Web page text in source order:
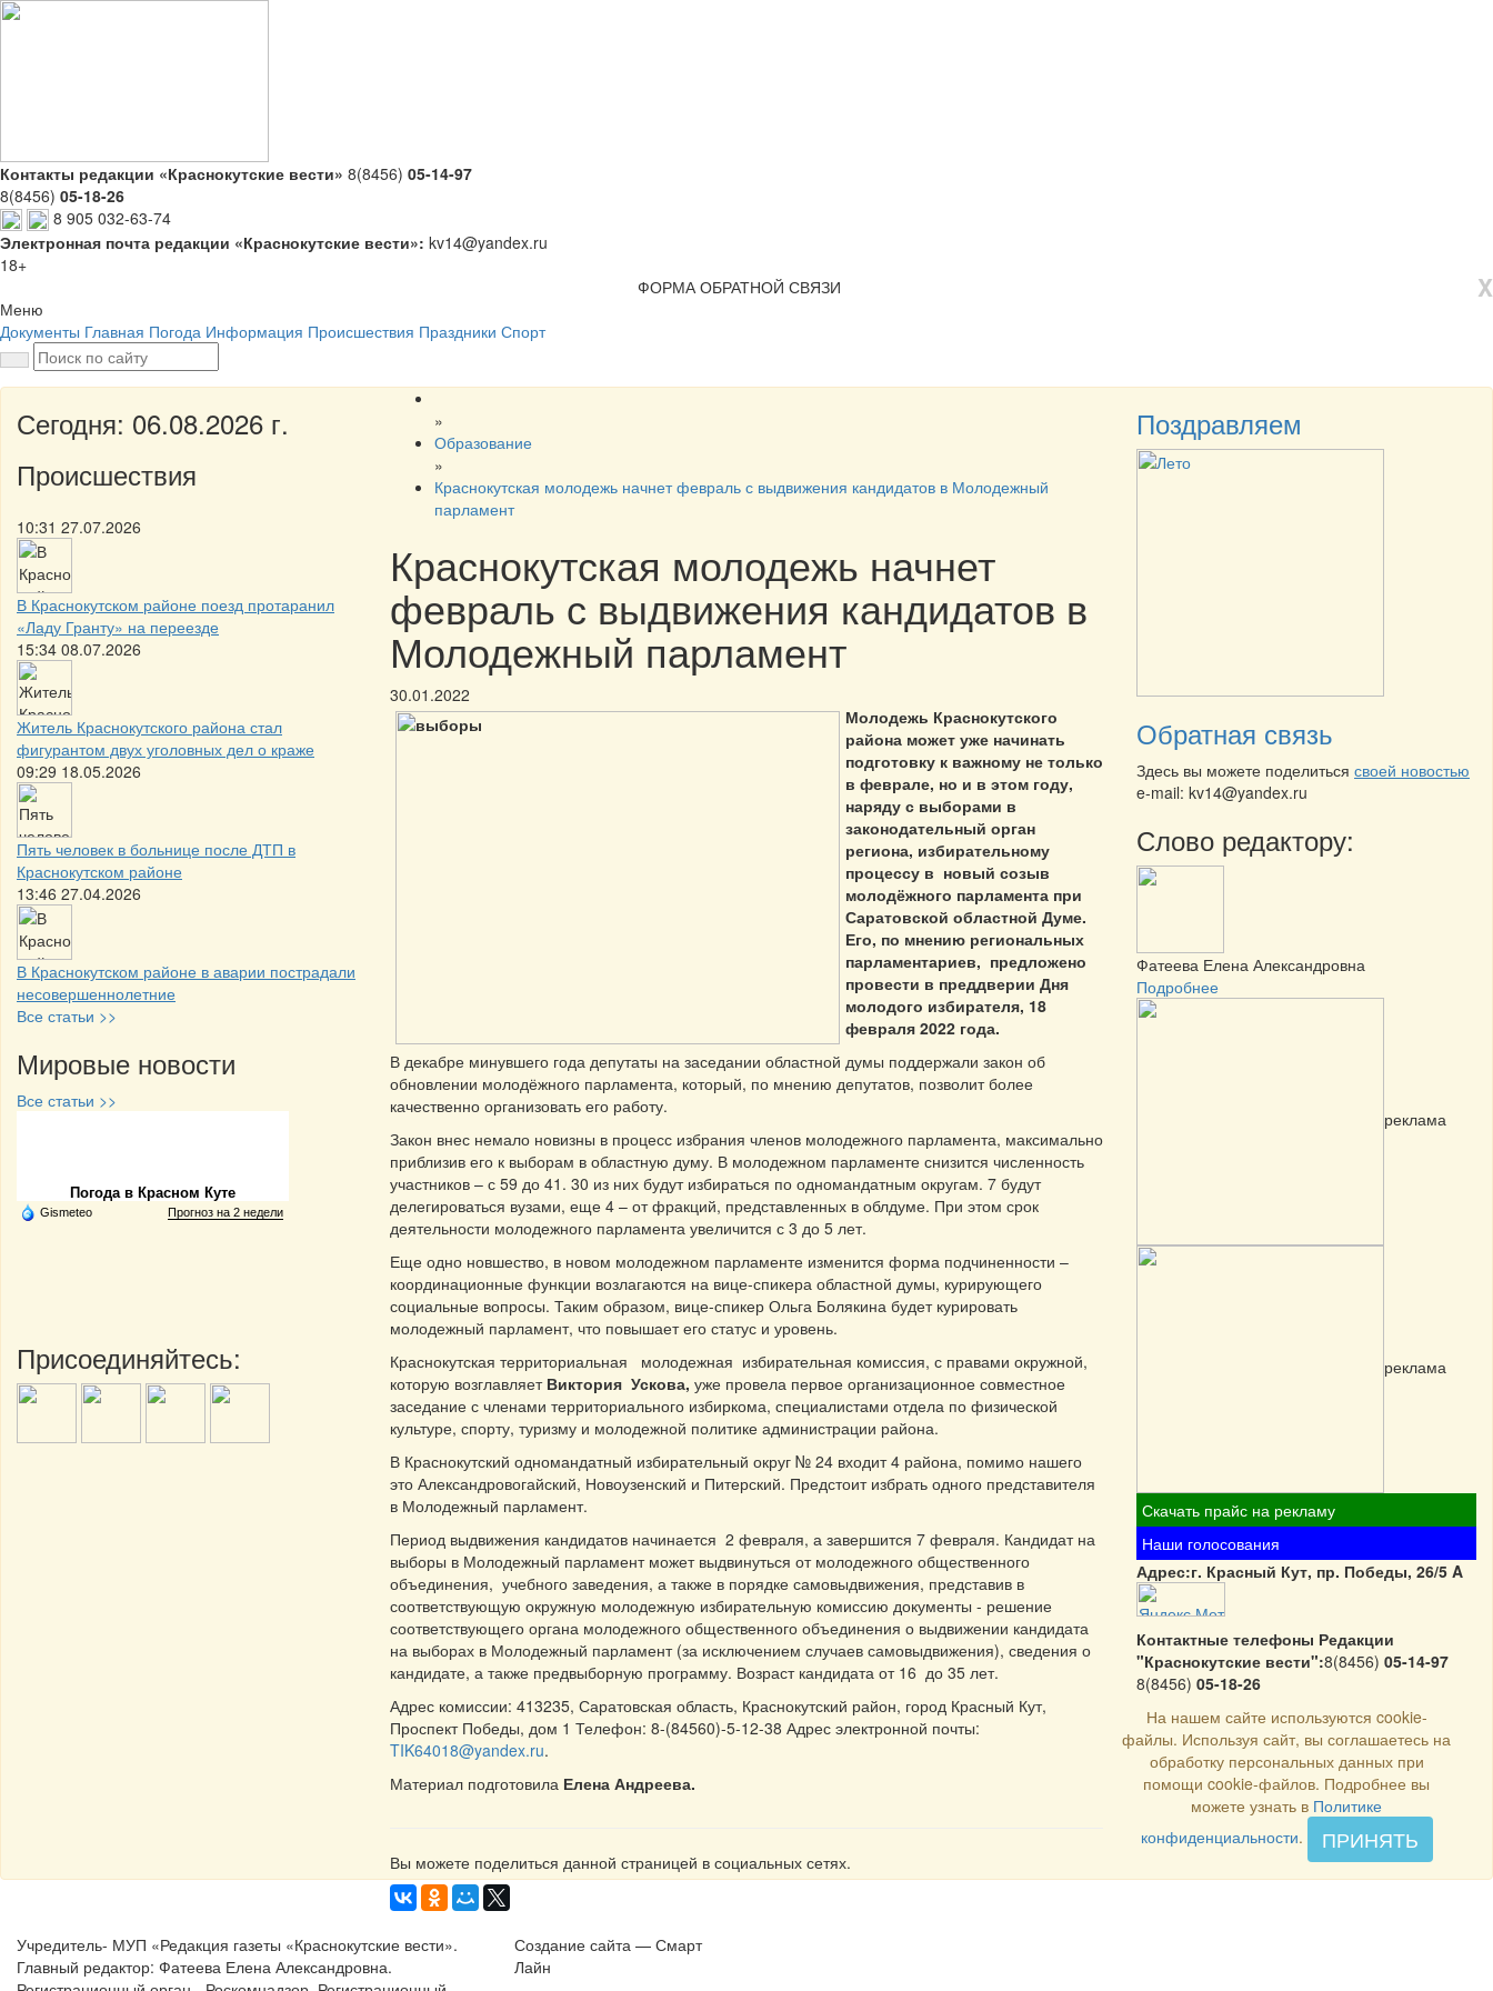
Контакты редакции «Краснокутские вести» 8(8456) 05-14-97
8(8456) 05-18-26
8 905 032-63-74
Электронная почта редакции «Краснокутские вести»: kv14@yandex.ru
18+
X
ФОРМА ОБРАТНОЙ СВЯЗИ
Меню
Документы Главная Погода Информация Происшествия Праздники Спорт
Сегодня: 06.08.2026 г.
Происшествия
10:31 27.07.2026
В Краснокутском районе поезд протаранил
«Ладу Гранту» на переезде
15:34 08.07.2026
Житель Краснокутского района стал
фигурантом двух уголовных дел о краже
09:29 18.05.2026
Пять человек в больнице после ДТП в
Краснокутском районе
13:46 27.04.2026
В Краснокутском районе в аварии пострадали
несовершеннолетние
Все статьи >>
Мировые новости
Все статьи >>
Погода в Красном Куте
Gismeteo Прогноз на 2 недели
Присоединяйтесь:
»
Образование
»
Краснокутская молодежь начнет февраль с выдвижения кандидатов в Молодежный
парламент
Краснокутская молодежь начнет
февраль с выдвижения кандидатов в
Молодежный парламент
30.01.2022
Молодежь Краснокутского
района может уже начинать
подготовку к важному не только
в феврале, но и в этом году,
наряду с выборами в
законодательный орган
региона, избирательному
процессу в новый созыв
молодёжного парламента при
Саратовской областной Думе.
Его, по мнению региональных
парламентариев, предложено
провести в преддверии Дня
молодого избирателя, 18
февраля 2022 года.
В декабре минувшего года депутаты на заседании областной думы поддержали закон об
обновлении молодёжного парламента, который, по мнению депутатов, позволит более
качественно организовать его работу.
Закон внес немало новизны в процесс избрания членов молодежного парламента, максимально
приблизив его к выборам в областную думу. В молодежном парламенте снизится численность
участников – с 59 до 41. 30 из них будут избираться по одномандатным округам. 7 будут
делегироваться вузами, еще 4 – от фракций, представленных в облдуме. При этом срок
деятельности молодежного парламента увеличится с 3 до 5 лет.
Еще одно новшество, в новом молодежном парламенте изменится форма подчиненности –
координационные функции возлагаются на вице-спикера областной думы, курирующего
социальные вопросы. Таким образом, вице-спикер Ольга Болякина будет курировать
молодежный парламент, что повышает его статус и уровень.
Краснокутская территориальная молодежная избирательная комиссия, с правами окружной,
которую возглавляет Виктория Ускова, уже провела первое организационное совместное
заседание с членами территориального избиркома, специалистами отдела по физической
культуре, спорту, туризму и молодежной политике администрации района.
В Краснокутский одномандатный избирательный округ № 24 входит 4 района, помимо нашего
это Александровогайский, Новоузенский и Питерский. Предстоит избрать одного представителя
в Молодежный парламент.
Период выдвижения кандидатов начинается 2 февраля, а завершится 7 февраля. Кандидат на
выборы в Молодежный парламент может выдвинуться от молодежного общественного
объединения, учебного заведения, а также в порядке самовыдвижения, представив в
соответствующую окружную молодежную избирательную комиссию документы - решение
соответствующего органа молодежного общественного объединения о выдвижении кандидата
на выборах в Молодежный парламент (за исключением случаев самовыдвижения), сведения о
кандидате, а также предвыборную программу. Возраст кандидата от 16 до 35 лет.
Адрес комиссии: 413235, Саратовская область, Краснокутский район, город Красный Кут,
Проспект Победы, дом 1 Телефон: 8-(84560)-5-12-38 Адрес электронной почты:
TIK64018@yandex.ru.
Материал подготовила Елена Андреева.
Вы можете поделиться данной страницей в социальных сетях.
Поздравляем
Обратная связь
Здесь вы можете поделиться своей новостью
e-mail: kv14@yandex.ru
Слово редактору:
Фатеева Елена Александровна
Подробнее
реклама
реклама
Скачать прайс на рекламу
Наши голосования
Адрес:г. Красный Кут, пр. Победы, 26/5 A
Контактные телефоны Редакции
"Краснокутские вести":8(8456) 05-14-97
8(8456) 05-18-26
Учредитель- МУП «Редакция газеты «Краснокутские вести».
Главный редактор: Фатеева Елена Александровна.
Создание сайта — Смарт
Лайн
На нашем сайте используются cookie-
файлы. Используя сайт, вы соглашаетесь на
обработку персональных данных при
помощи cookie-файлов. Подробнее вы
можете узнать в Политике
конфиденциальности. ПРИНЯТЬ